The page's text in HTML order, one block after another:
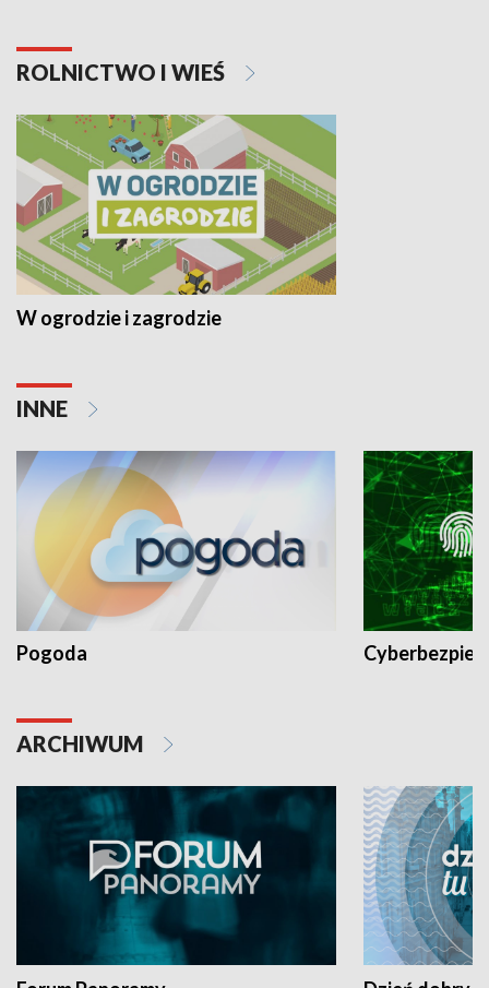
ROLNICTWO I WIEŚ
W ogrodzie i zagrodzie
INNE
Pogoda
ARCHIWUM